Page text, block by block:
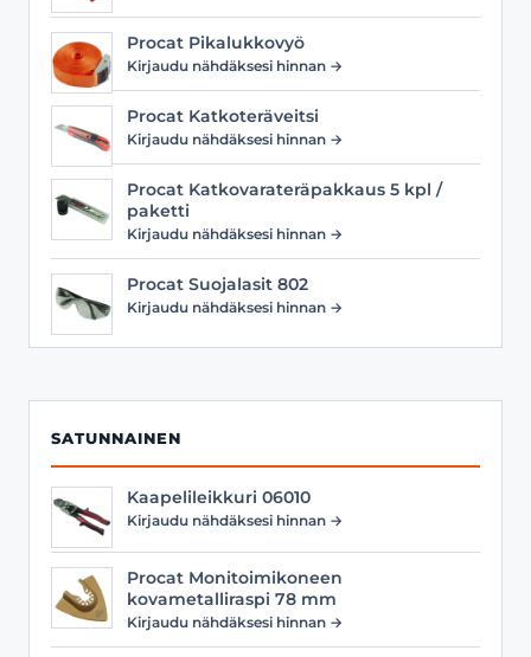
Procat Pikalukkovyö
Kirjaudu nähdäksesi hinnan →
Procat Katkoteräveitsi
Kirjaudu nähdäksesi hinnan →
Procat Katkovarateräpakkaus 5 kpl /
paketti
Kirjaudu nähdäksesi hinnan →
Procat Suojalasit 802
Kirjaudu nähdäksesi hinnan →
SATUNNAINEN
Kaapelileikkuri 06010
Kirjaudu nähdäksesi hinnan →
Procat Monitoimikoneen
kovametalliraspi 78 mm
Kirjaudu nähdäksesi hinnan →